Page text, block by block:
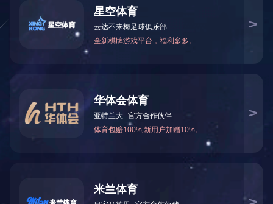
智慧餐厨